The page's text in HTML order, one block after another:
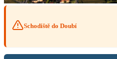
Schodiště do Doubí